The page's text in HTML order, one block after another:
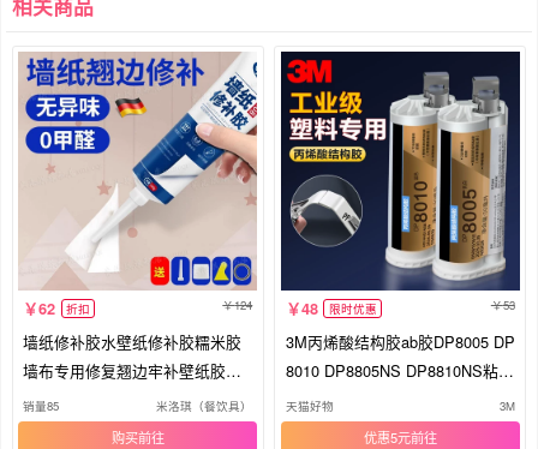
相关商品
62 折扣 124
墙纸修补胶水壁纸修补胶糯米胶
墙布专用修复翘边牢补壁纸胶专
用胶
销量85 米洛琪（餐饮具）
购买
48 限时优惠 53
3M丙烯酸结构胶ab胶DP8005 DP
8010 DP8805NS DP8810NS粘P
P汽车保险杠ABS断裂修补快干
黏TPE材质TPO塑料专用胶
天猫好物 3M
优惠5元